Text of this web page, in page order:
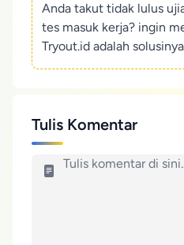
Anda takut tidak lulus
tes masuk kerja? ingin
Tryout.id adalah
Tulis Komentar